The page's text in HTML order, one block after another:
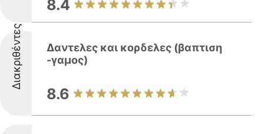
8.4
Διακριθέντες
Δαντελες και κορδελες (βαπτιση
-γαμος)
8.6